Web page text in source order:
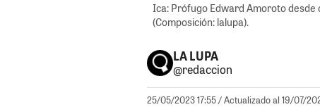
Ica: Prófugo Edward Amoroto desde
(Composición: lalupa).
LA LUPA
@redaccion
25/05/2023 17:55/ Actualizado al 19/07/